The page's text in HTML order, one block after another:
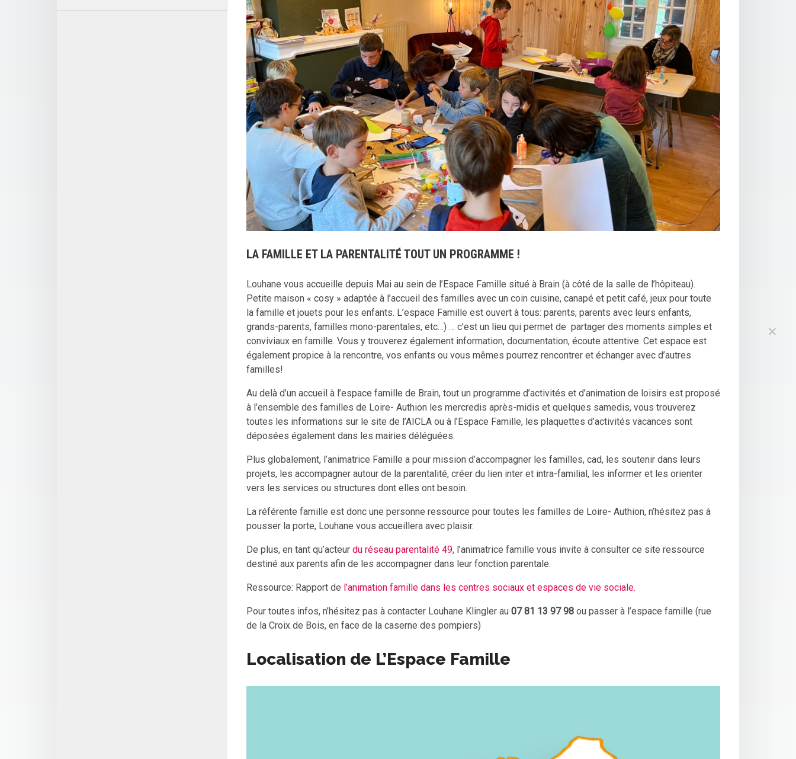
LA FAMILLE ET LA PARENTALITÉ TOUT UN PROGRAMME !
Louhane vous accueille depuis Mai au sein de l’Espace Famille situé à Brain (à côté de la salle de l’hôpiteau).
Petite maison « cosy » adaptée à l’accueil des familles avec un coin cuisine, canapé et petit café, jeux pour toute
la famille et jouets pour les enfants. L’espace Famille est ouvert à tous: parents, parents avec leurs enfants,
grands-parents, familles mono-parentales, etc…) … c’est un lieu qui permet de partager des moments simples et
conviviaux en famille. Vous y trouverez également information, documentation, écoute attentive. Cet espace est
également propice à la rencontre, vos enfants ou vous mêmes pourrez rencontrer et échanger avec d’autres
familles!
Au delà d’un accueil à l’espace famille de Brain, tout un programme d’activités et d’animation de loisirs est proposé
à l’ensemble des familles de Loire- Authion les mercredis après-midis et quelques samedis, vous trouverez
toutes les informations sur le site de l’AICLA ou à l’Espace Famille, les plaquettes d’activités vacances sont
déposées également dans les mairies déléguées.
Plus globalement, l’animatrice Famille a pour mission d’accompagner les familles, cad, les soutenir dans leurs
projets, les accompagner autour de la parentalité, créer du lien inter et intra-familial, les informer et les orienter
vers les services ou structures dont elles ont besoin.
La référente famille est donc une personne ressource pour toutes les familles de Loire- Authion, n’hésitez pas à
pousser la porte, Louhane vous accueillera avec plaisir.
De plus, en tant qu’acteur du réseau parentalité 49, l’animatrice famille vous invite à consulter ce site ressource
destiné aux parents afin de les accompagner dans leur fonction parentale.
Ressource: Rapport de l’animation famille dans les centres sociaux et espaces de vie sociale.
Pour toutes infos, n’hésitez pas à contacter Louhane Klingler au 07 81 13 97 98 ou passer à l’espace famille (rue
de la Croix de Bois, en face de la caserne des pompiers)
Localisation de L’Espace Famille